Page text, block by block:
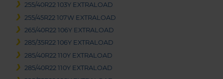
255/40R22 103Y EXTRALOAD
255/45R22 107W EXTRALOAD
265/40R22 106Y EXTRALOAD
285/35R22 106Y EXTRALOAD
285/40R22 110Y EXTRALOAD
285/40R22 110Y EXTRALOAD